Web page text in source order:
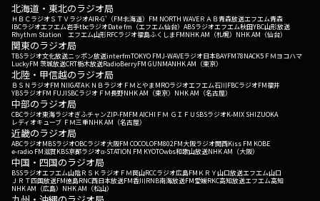
北海道・東北のラジオ局
ＨＢＣラジオＳＴＶラジオAIR-G'（FM北海道） FM NORTH WAVEＲＡＢ青森放送エフエム青森
IBCラジオエフエム岩手tbcラジオDate fm（エフエム仙台） ABSラジオエフエム秋田YBC山形放送
Rhythm Station エフエム山形RFCラジオ福島ふくしまFMNHK AM（札幌） NHK AM（仙台）
関東のラジオ局
TBSラジオ文化放送ニッポン放送interfmTOKYO FMJ-WAVEラジオ日本BAYFM78NACK5 ＦＭヨコハマ
LuckyFM 茨城放送CRT栃木放送RadioBerryFM GUNMANHK AM（東京）
北陸・甲信越のラジオ局
ＢＳＮラジオFM NIIGATAＫＮＢラジオ ＦＭとやまMROラジオエフエム石川FBCラジオFM福井
YBSラジオFM FUJISBCラジオ ＦＭ長野NHK AM（東京） NHK AM（名古屋）
中部のラジオ局
CBCラジオ東海ラジオぎふチャンZIP-FMFM AICHI ＦＭ ＧＩＦＵ SBSラジオK-MIX SHIZUOKA
レディオキューブ ＦＭ三重NHK AM（名古屋）
近畿のラジオ局
ABCラジオMBSラジオOBCラジオ大阪FM COCOLOFM802FM大阪ラジオ関西Kiss FM KOBE
e-radio FM滋賀KBS京都ラジオα-STATION FM KYOTOwbs和歌山放送NHK AM（大阪）
中国・四国のラジオ局
BSSラジオエフエム山陰ＲＳＫラジオ ＦＭ岡山RCCラジオ広島FM ＫＲＹ山口放送エフエム山口
ＪＲＴ四国放送FM徳島RNC西日本放送FM香川RNB南海放送FM愛媛RKC高知放送エフエム高知
NHK AM（広島） NHK AM（松山）